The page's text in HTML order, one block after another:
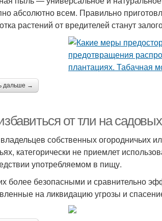
абсолютно всем. Правильно
растений от вредителей станут
дальше →
от тли на
собственных огородничьих
категорически не приемлет
употребляемом в пищу.
более безопасными и сравнительно
на ликвидацию угрозы и